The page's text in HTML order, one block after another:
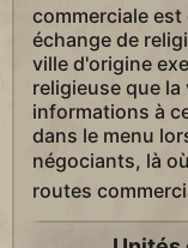
commerciale
échange de
ville d'origine
religieuse que
informations à
dans le menu
négociants, là
routes